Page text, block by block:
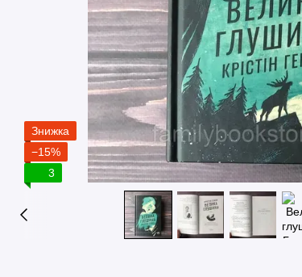
Знижка
−15%
3